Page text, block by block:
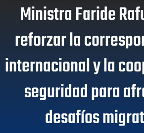
Ministra Faride
reforzar la
internacional y la
seguridad para
desafíos